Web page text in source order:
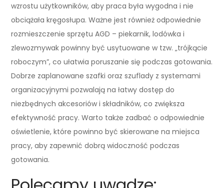
wzrostu użytkowników, aby praca była wygodna i nie
obciążała kręgosłupa. Ważne jest również odpowiednie
rozmieszczenie sprzętu AGD – piekarnik, lodówka i
zlewozmywak powinny być usytuowane w tzw. „trójkącie
roboczym”, co ułatwia poruszanie się podczas gotowania.
Dobrze zaplanowane szafki oraz szuflady z systemami
organizacyjnymi pozwalają na łatwy dostęp do
niezbędnych akcesoriów i składników, co zwiększa
efektywność pracy. Warto także zadbać o odpowiednie
oświetlenie, które powinno być skierowane na miejsca
pracy, aby zapewnić dobrą widoczność podczas
gotowania.